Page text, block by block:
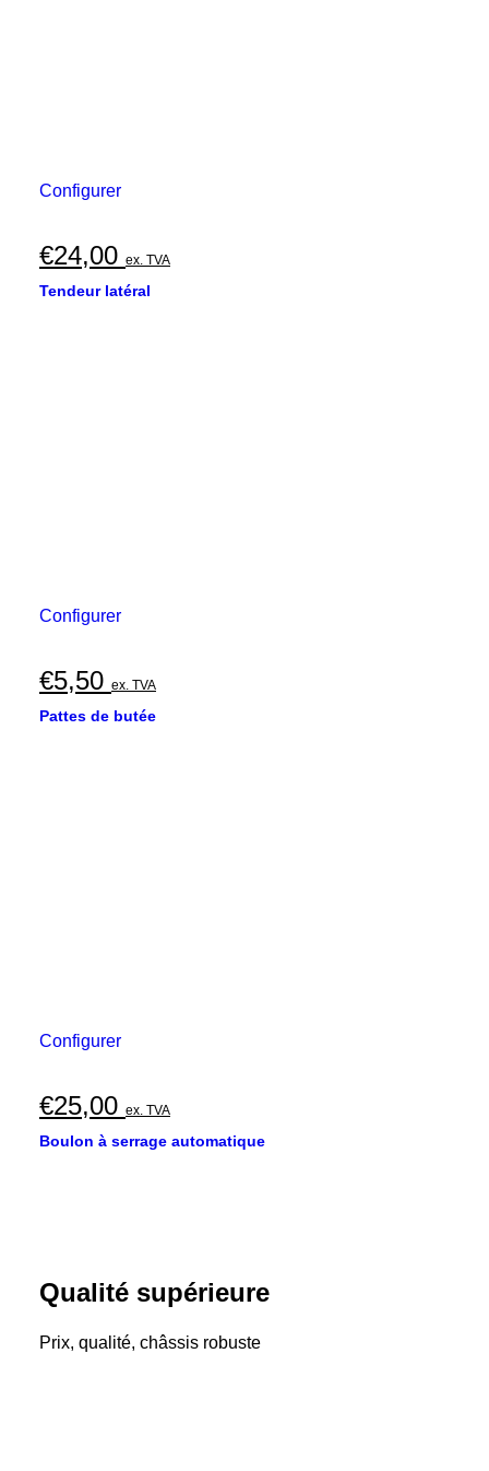
Configurer
€24,00 ex. TVA
Tendeur latéral
Configurer
€5,50 ex. TVA
Pattes de butée
Configurer
€25,00 ex. TVA
Boulon à serrage automatique
Qualité supérieure
Prix, qualité, châssis robuste